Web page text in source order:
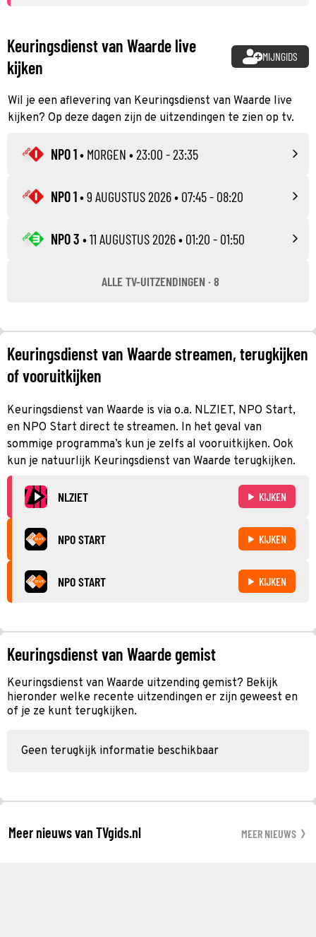
Keuringsdienst van Waarde live
kijken
MIJNGIDS
Wil je een aflevering van Keuringsdienst van Waarde live
kijken? Op deze dagen zijn de uitzendingen te zien op tv.
NPO 1• MORGEN • 23:00 - 23:35
NPO 1•9 AUGUSTUS 2026• 07:45 - 08:20
NPO 3 •11 AUGUSTUS 2026• 01:20 - 01:50
ALLE TV-UITZENDINGEN · 8
Keuringsdienst van Waarde streamen, terugkijken
of vooruitkijken
Keuringsdienst van Waarde is via o.a. NLZIET, NPO Start,
en NPO Start direct te streamen. In het geval van
sommige programma’s kun je zelfs al vooruitkijken. Ook
kun je natuurlijk Keuringsdienst van Waarde terugkijken.
NLZIET KIJKEN
NPO START KIJKEN
NPO START KIJKEN
Keuringsdienst van Waarde gemist
Keuringsdienst van Waarde uitzending gemist? Bekijk
hieronder welke recente uitzendingen er zijn geweest en
of je ze kunt terugkijken.
Geen terugkijk informatie beschikbaar
Meer nieuws van TVgids.nl MEER NIEUWS